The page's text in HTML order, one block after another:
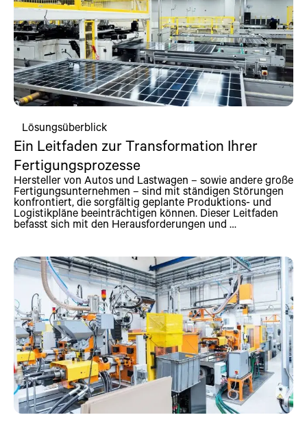
Lösungsüberblick
Ein Leitfaden zur Transformation Ihrer
Fertigungsprozesse
Hersteller von Autos und Lastwagen – sowie andere große
Fertigungsunternehmen – sind mit ständigen Störungen
konfrontiert, die sorgfältig geplante Produktions- und
Logistikpläne beeinträchtigen können. Dieser Leitfaden
befasst sich mit den Herausforderungen und …